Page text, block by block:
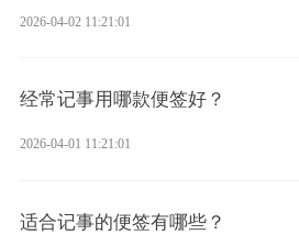
2026-04-02 11:21:01
经常记事用哪款便签好？
2026-04-01 11:21:01
适合记事的便签有哪些？